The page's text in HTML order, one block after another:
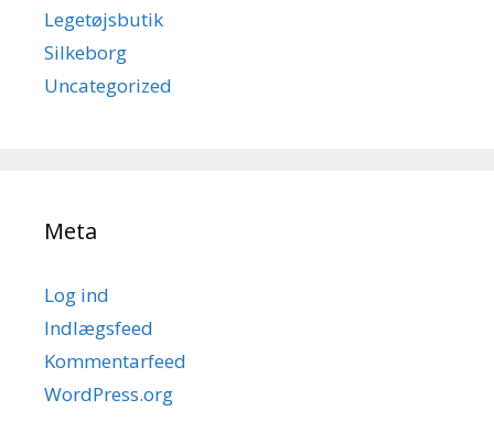
Legetøjsbutik
Silkeborg
Uncategorized
Meta
Log ind
Indlægsfeed
Kommentarfeed
WordPress.org